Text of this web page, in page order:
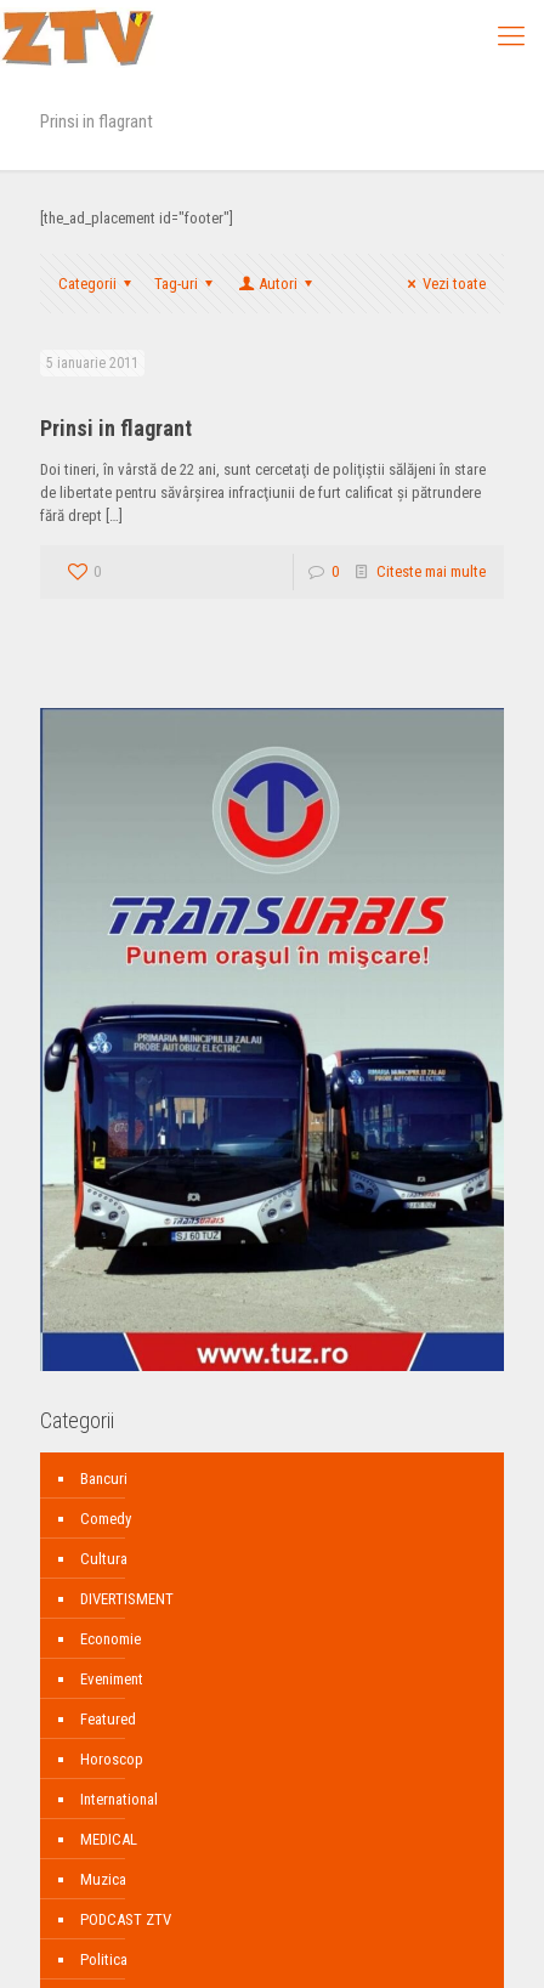
Prinsi in flagrant
[the_ad_placement id="footer"]
Categorii Tag-uri Autori Vezi toate
5 ianuarie 2011
Prinsi in flagrant
Doi tineri, în vârstă de 22 ani, sunt cercetaţi de poliţiştii sălăjeni în stare
de libertate pentru săvârşirea infracţiunii de furt calificat şi pătrundere
fără drept […]
0 0 Citeste mai multe
Categorii
Bancuri
Comedy
Cultura
DIVERTISMENT
Economie
Eveniment
Featured
Horoscop
International
MEDICAL
Muzica
PODCAST ZTV
Politica